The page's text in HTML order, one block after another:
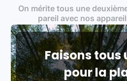
traitement des déchets
Produits testés et vérifiés
rigoureux (80 à 100
fonction des produits)
Respect des normes
référentiel QualiRepar
On mérite tous une
pareil avec nos
Faisons tous
pour la